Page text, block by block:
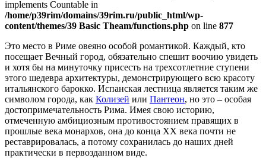
implements Countable in
/home/p39rim/domains/39rim.ru/public_html/wp-
content/themes/39 Basic Theam/functions.php on line 877
Это место в Риме овеяно особой романтикой. Каждый, кто
посещает Вечный город, обязательно спешит воочию увидеть
и хотя бы на минуточку присесть на трехсотлетние ступени
этого шедевра архитектуры, демонстрирующего всю красоту
итальянского барокко. Испанская лестница является таким же
символом города, как Колизей или Пантеон, но это – особая
достопримечательность Рима. Имея свою историю,
отмеченную амбициозным противостоянием правящих в
прошлые века монархов, она до конца XX века почти не
реставрировалась, а потому сохранилась до наших дней
практически в первозданном виде.